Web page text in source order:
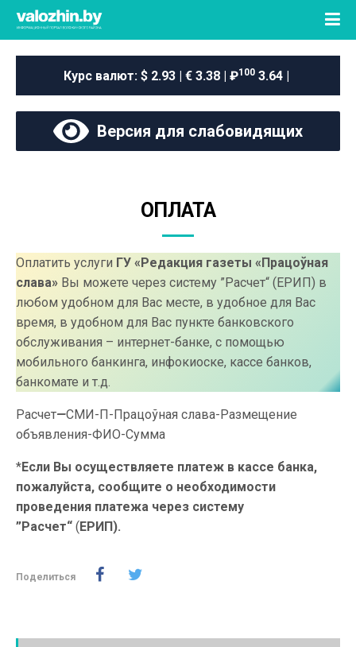
Курс валют: $ 2.93 | € 3.38 | ₽100 3.64 |
Версия для слабовидящих
ОПЛАТА
Оплатить услуги ГУ «Редакция газеты «Працоўная
слава» Вы можете через систему ”Расчет“ (ЕРИП) в
любом удобном для Вас месте, в удобное для Вас
время, в удобном для Вас пункте банковского
обслуживания – интернет-банке, с помощью
мобильного банкинга, инфокиоске, кассе банков,
банкомате и т.д.
Расчет—СМИ-П-Працоўная слава-Размещение
объявления-ФИО-Сумма
*Если Вы осуществляете платеж в кассе банка,
пожалуйста, сообщите о необходимости
проведения платежа через систему
”Расчет“ (ЕРИП).
Поделиться